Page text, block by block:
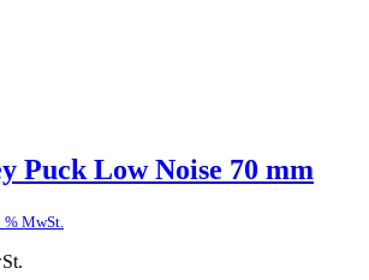
Puck Low Noise 70 mm
MwSt.